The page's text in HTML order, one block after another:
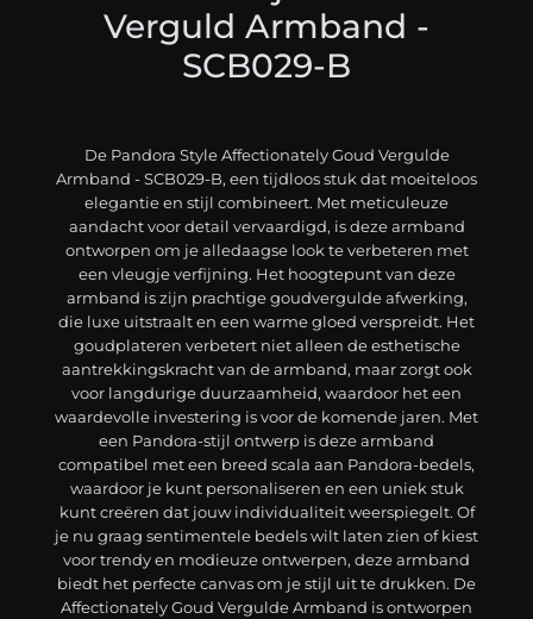
Verguld Armband -
SCB029-B
De Pandora Style Affectionately Goud Vergulde
Armband - SCB029-B, een tijdloos stuk dat moeiteloos
elegantie en stijl combineert. Met meticuleuze
aandacht voor detail vervaardigd, is deze armband
ontworpen om je alledaagse look te verbeteren met
een vleugje verfijning. Het hoogtepunt van deze
armband is zijn prachtige goudvergulde afwerking,
die luxe uitstraalt en een warme gloed verspreidt. Het
goudplateren verbetert niet alleen de esthetische
aantrekkingskracht van de armband, maar zorgt ook
voor langdurige duurzaamheid, waardoor het een
waardevolle investering is voor de komende jaren. Met
een Pandora-stijl ontwerp is deze armband
compatibel met een breed scala aan Pandora-bedels,
waardoor je kunt personaliseren en een uniek stuk
kunt creëren dat jouw individualiteit weerspiegelt. Of
je nu graag sentimentele bedels wilt laten zien of kiest
voor trendy en modieuze ontwerpen, deze armband
biedt het perfecte canvas om je stijl uit te drukken. De
Affectionately Goud Vergulde Armband is ontworpen